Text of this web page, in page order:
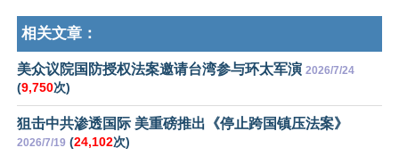
相关文章：
美众议院国防授权法案邀请台湾参与环太军演 2026/7/24
(9,750次)
狙击中共渗透国际 美重磅推出《停止跨国镇压法案》
2026/7/19 (24,102次)